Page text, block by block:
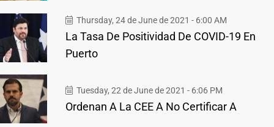
Thursday, 24 de June de 2021 - 6:00 AM
La Tasa De Positividad De COVID-19 En
Puerto
Tuesday, 22 de June de 2021 - 6:06 PM
Ordenan A La CEE A No Certificar A